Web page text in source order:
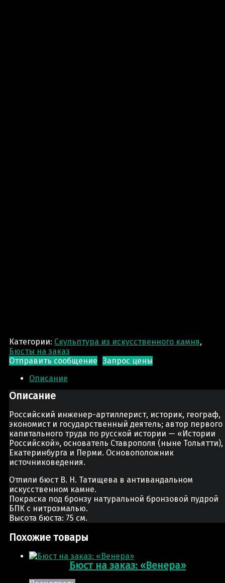
Категории: Скульптура из искусственного камня,
Бюсты на заказ
Отправить сообщение Запрос цены
Описание
Описание
Российский инженер-артиллерист, историк, географ,
экономист и государственный деятель; автор первого
капитального труда по русской истории — «Истории
Российской», основатель Ставрополя (ныне Тольятти),
Екатеринбурга и Перми. Основоположник
источниковедения.
Отлили бюст В. Н. Татищева в антивандальном
искусственном камне.
Покраска под бронзу натуральной бронзовой пудрой
БПК с нитроэмалью.
Высота бюста: 75 см.
Похожие товары
Бюст на заказ: «Венера»